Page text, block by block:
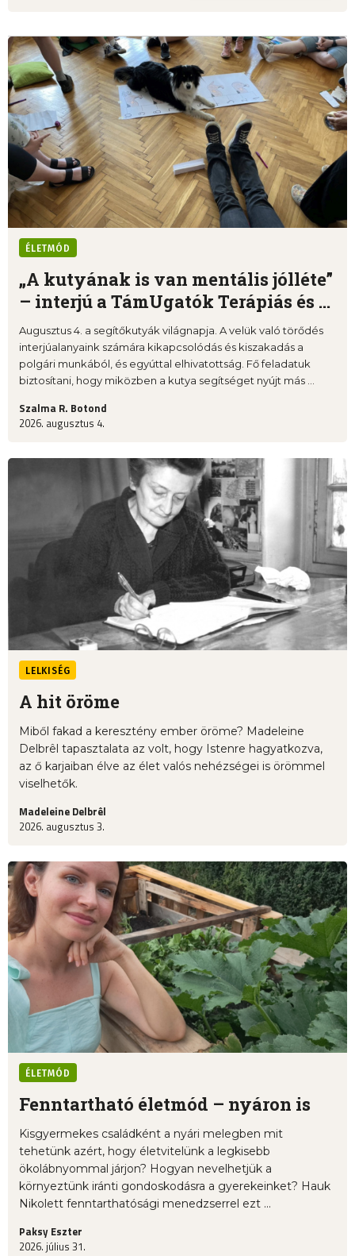
ÉLETMÓD
„A kutyának is van mentális jólléte”
– interjú a TámUgatók Terápiás és ...
Augusztus 4. a segítőkutyák világnapja. A velük való törődés
interjúalanyaink számára kikapcsolódás és kiszakadás a
polgári munkából, és egyúttal elhivatottság. Fő feladatuk
biztosítani, hogy miközben a kutya segítséget nyújt más ...
Szalma R. Botond
2026. augusztus 4.
LELKISÉG
A hit öröme
Miből fakad a keresztény ember öröme? Madeleine
Delbrêl tapasztalata az volt, hogy Istenre hagyatkozva,
az ő karjaiban élve az élet valós nehézségei is örömmel
viselhetők.
Madeleine Delbrêl
2026. augusztus 3.
ÉLETMÓD
Fenntartható életmód – nyáron is
Kisgyermekes családként a nyári melegben mit
tehetünk azért, hogy életvitelünk a legkisebb
ökolábnyommal járjon? Hogyan nevelhetjük a
környeztünk iránti gondoskodásra a gyerekeinket? Hauk
Nikolett fenntarthatósági menedzserrel ezt ...
Paksy Eszter
2026. július 31.